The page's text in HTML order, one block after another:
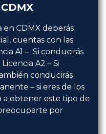
CDMX deberás
cuentas con las
A1 – Si conducirás
A2 – Si
conducirás
– si eres de los
obtener este tipo de
por